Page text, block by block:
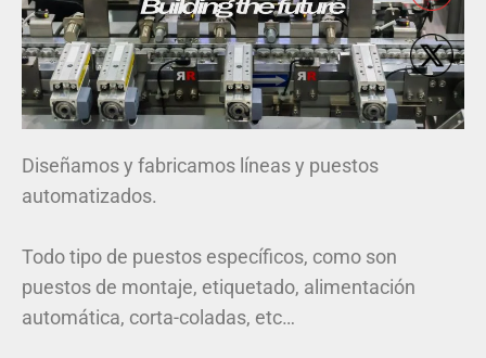
Diseñamos y fabricamos líneas y puestos
automatizados.
Todo tipo de puestos específicos, como son
puestos de montaje, etiquetado, alimentación
automática, corta-coladas, etc…